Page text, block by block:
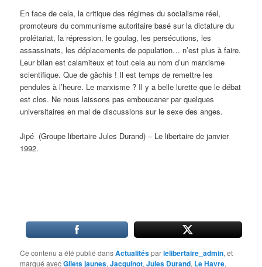
En face de cela, la critique des régimes du socialisme réel,
promoteurs du communisme autoritaire basé sur la dictature du
prolétariat, la répression, le goulag, les persécutions, les
assassinats, les déplacements de population… n’est plus à faire.
Leur bilan est calamiteux et tout cela au nom d’un marxisme
scientifique. Que de gâchis ! Il est temps de remettre les
pendules à l’heure. Le marxisme ? Il y a belle lurette que le débat
est clos. Ne nous laissons pas emboucaner par quelques
universitaires en mal de discussions sur le sexe des anges.
Jipé (Groupe libertaire Jules Durand) – Le libertaire de janvier
1992.
Ce contenu a été publié dansActualitésparlelibertaire_admin, et
marqué avecGilets jaunes,Jacquinot,Jules Durand, Le Havre,